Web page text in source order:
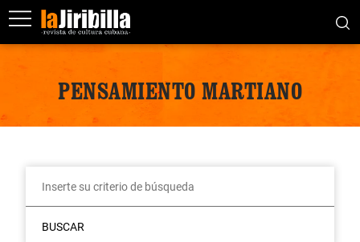
PENSAMIENTO MARTIANO
BUSCAR